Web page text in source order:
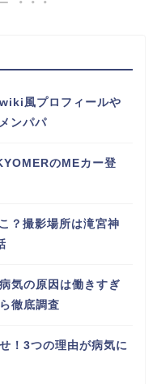
風プロフィールや
ンパパ
のMEカー登
？撮影場所は滝宮神
気の原因は働きすぎ
徹底調査
！3つの理由が病気に